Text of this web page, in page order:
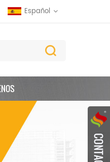
Español